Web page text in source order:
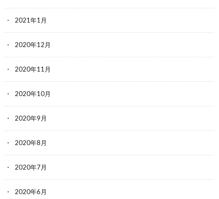
2021年1月
2020年12月
2020年11月
2020年10月
2020年9月
2020年8月
2020年7月
2020年6月